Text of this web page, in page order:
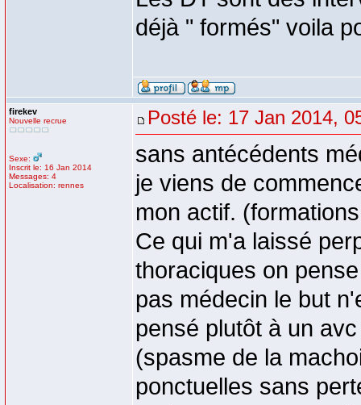
déjà " formés" voila
firekev
Nouvelle recrue
Sexe:
Inscrit le: 16 Jan 2014
Messages: 4
Localisation: rennes
Posté le: 17 Jan 2014,
sans antécédents
je viens de
mon actif.
Ce qui m'a laissé
thoraciques on
pas médecin le but
pensé plutôt à un
(spasme de la
ponctuelles sans